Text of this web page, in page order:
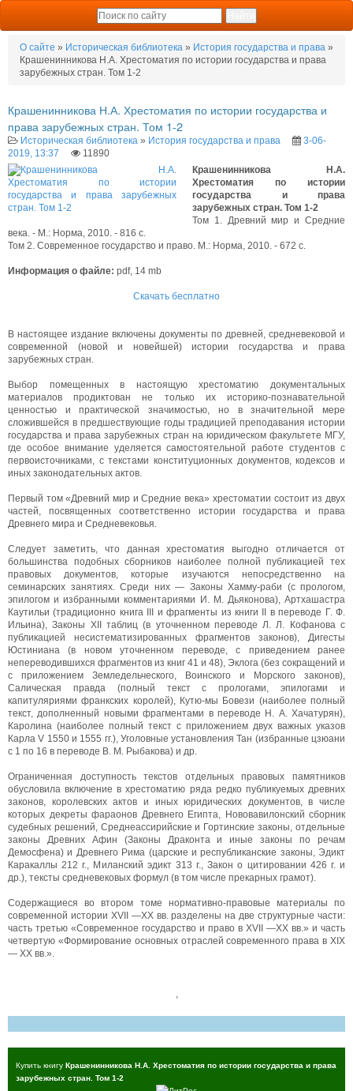
О сайте » Историческая библиотека » История государства и права »
Крашенинникова Н.А. Хрестоматия по истории государства и права
зарубежных стран. Том 1-2
Крашенинникова Н.А. Хрестоматия по истории государства и
права зарубежных стран. Том 1-2
Историческая библиотека » История государства и права
3-06-
2019, 13:37
11890
Крашенинникова Н.А.
Хрестоматия по истории
государства и права
зарубежных стран. Том 1-2
Том 1. Древний мир и Средние
века. - М.: Норма, 2010. - 816 с.
Том 2. Современное государство и право. М.: Норма, 2010. - 672 с.
Информация о файле: pdf, 14 mb
Скачать бесплатно
В настоящее издание включены документы по древней, средневековой и
современной (новой и новейшей) истории государства и права
зарубежных стран.
Выбор помещенных в настоящую хрестоматию документальных
материалов продиктован не только их историко-познавательной
ценностью и практической значимостью, но в значительной мере
сложившейся в предшествующие годы традицией преподавания истории
государства и права зарубежных стран на юридическом факультете МГУ,
где особое внимание уделяется самостоятельной работе студентов с
первоисточниками, с текстами конституционных документов, кодексов и
иных законодательных актов.
Первый том «Древний мир и Средние века» хрестоматии состоит из двух
частей, посвященных соответственно истории государства и права
Древнего мира и Средневековья.
Следует заметить, что данная хрестоматия выгодно отличается от
большинства подобных сборников наиболее полной публикацией тех
правовых документов, которые изучаются непосредственно на
семинарских занятиях. Среди них — Законы Хамму-раби (с прологом,
эпилогом и избранными комментариями И. М. Дьяконова), Артхашастра
Каутильи (традиционно книга III и фрагменты из книги II в переводе Г. Ф.
Ильина), Законы XII таблиц (в уточненном переводе Л. Л. Кофанова с
публикацией несистематизированных фрагментов законов), Дигесты
Юстиниана (в новом уточненном переводе, с приведением ранее
непереводившихся фрагментов из книг 41 и 48), Эклога (без сокращений и
с приложением Земледельческого, Воинского и Морского законов),
Салическая правда (полный текст с прологами, эпилогами и
капитуляриями франкских королей), Кутю-мы Бовези (наиболее полный
текст, дополненный новыми фрагментами в переводе Н. А. Хачатурян),
Каролина (наиболее полный текст с приложением двух важных указов
Карла V 1550 и 1555 гг.), Уголовные установления Тан (избранные цзюани
с 1 по 16 в переводе В. М. Рыбакова) и др.
Ограниченная доступность текстов отдельных правовых памятников
обусловила включение в хрестоматию ряда редко публикуемых древних
законов, королевских актов и иных юридических документов, в числе
которых декреты фараонов Древнего Египта, Нововавилонский сборник
судебных решений, Среднеассирийские и Гортинские законы, отдельные
законы Древних Афин (Законы Драконта и иные законы по речам
Демосфена) и Древнего Рима (царские и республиканские законы, Эдикт
Каракаллы 212 г., Миланский эдикт 313 г., Закон о цитировании 426 г. и
др.), тексты средневековых формул (в том числе прекарных грамот).
Содержащиеся во втором томе нормативно-правовые материалы по
современной истории XVII —XX вв. разделены на две структурные части:
часть третью «Современное государство и право в XVII —XX вв.» и часть
четвертую «Формирование основных отраслей современного права в XIX
— XX вв.».
,
Купить книгу Крашенинникова Н.А. Хрестоматия по истории государства и права
зарубежных стран. Том 1-2